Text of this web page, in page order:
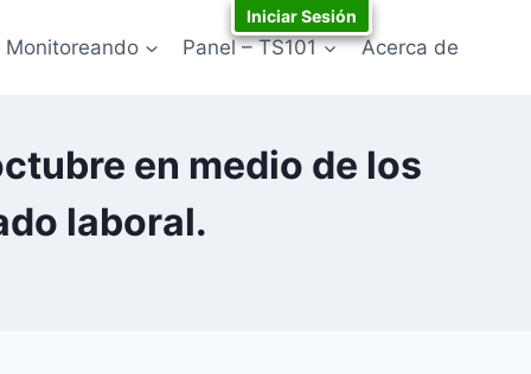
Monitoreando Panel – TS101 Acerca de
en medio de los
laboral.
Iniciar Sesión